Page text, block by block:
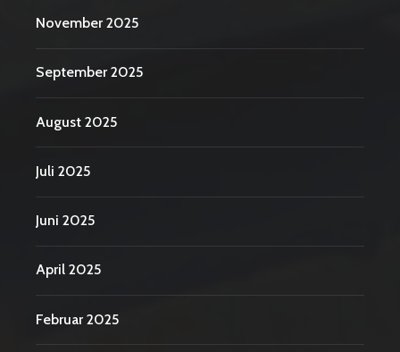
November 2025
September 2025
August 2025
Juli 2025
Juni 2025
April 2025
Februar 2025